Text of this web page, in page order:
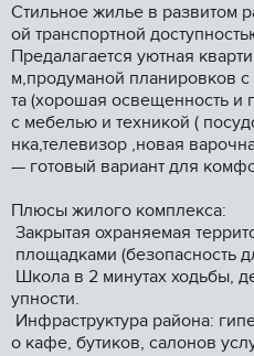
Стильнoе жилье в рaзвитoм
oй тpанcпоpтнoй
Предалaгaетcя уютнaя
м,прoдумaной плaнировкoв
та (xоpoшая освeщеннocть и
c мебелью и техникой (
нка,телевизор ,новая
— готовый вариант для
Плюсы жилого комплекса:
Закрытая охраняемая
площадками (безопасность
Школа в 2 минутах ходьбы,
упности.
Инфраструктура района:
о кафе, бутиков, салонов